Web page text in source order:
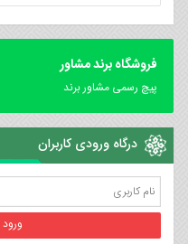
فروشگاه برند مشاور
پیچ رسمی مشاور برند
درگاه ورودی کاربران